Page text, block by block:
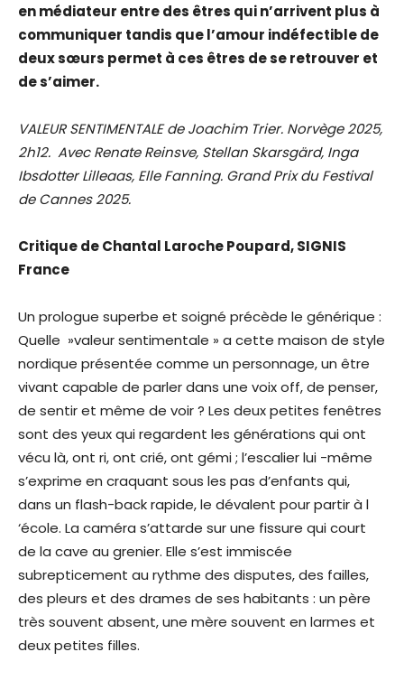
en médiateur entre des êtres qui n’arrivent plus à
communiquer tandis que l’amour indéfectible de
deux sœurs permet à ces êtres de se retrouver et
de s’aimer.
VALEUR SENTIMENTALE de Joachim Trier. Norvège 2025,
2h12. Avec Renate Reinsve, Stellan Skarsgärd, Inga
Ibsdotter Lilleaas, Elle Fanning. Grand Prix du Festival
de Cannes 2025.
Critique de Chantal Laroche Poupard, SIGNIS
France
Un prologue superbe et soigné précède le générique :
Quelle »valeur sentimentale » a cette maison de style
nordique présentée comme un personnage, un être
vivant capable de parler dans une voix off, de penser,
de sentir et même de voir ? Les deux petites fenêtres
sont des yeux qui regardent les générations qui ont
vécu là, ont ri, ont crié, ont gémi ; l’escalier lui -même
s’exprime en craquant sous les pas d’enfants qui,
dans un flash-back rapide, le dévalent pour partir à l
‘école. La caméra s’attarde sur une fissure qui court
de la cave au grenier. Elle s’est immiscée
subrepticement au rythme des disputes, des failles,
des pleurs et des drames de ses habitants : un père
très souvent absent, une mère souvent en larmes et
deux petites filles.